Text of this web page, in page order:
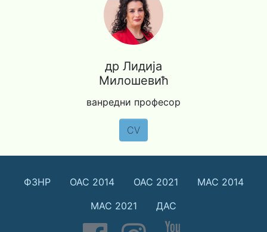
др Лидија
Милошевић
ванредни професор
CV
ФЗНР ОАС 2014 ОАС 2021
МАС 2014
МАС 2021
ДАС